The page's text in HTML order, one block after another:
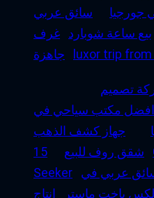
جورجيا
سائق عربي
بيع ساعة شوبارد
غرف
جاهزة
luxor trip
تصميم
افضل مكتب سياحي في
جهاز كشف الذهب
15
شقق روف للبيع
Seeker
عربي في
ياخت ماستر إنتاج